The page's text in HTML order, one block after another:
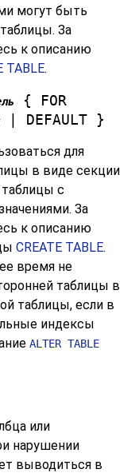
могут быть
За
к описанию
TABLE.
{ FOR
| DEFAULT }
для
в виде секции
таблицы с
За
к описанию
CREATE TABLE.
время не
таблицы в
таблицы, если в
индексы
ALTER TABLE
или
нарушении
выводиться в